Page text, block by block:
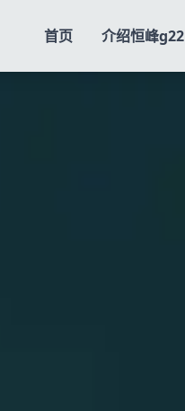
首页 介绍恒峰g22